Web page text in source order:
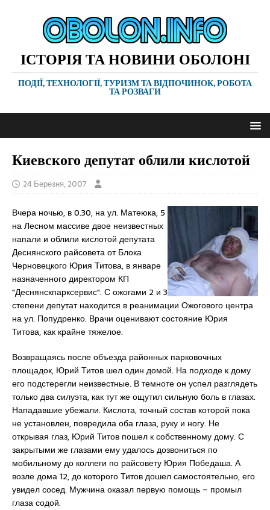
ІСТОРІЯ ТА НОВИНИ ОБОЛОНІ
ПОДІЇ, ТЕХНОЛОГІЇ, ТУРИЗМ ТА ВІДПОЧИНОК, РОБОТА
ТА РОЗВАГИ
Киевского депутат облили кислотой
24 Березня, 2007
Вчера ночью, в 0.30, на ул. Матеюка, 5
на Лесном массиве двое неизвестных
напали и облили кислотой депутата
Деснянского райсовета от Блока
Черновецкого Юрия Титова, в январе
назначенного директором КП
"Деснянскпарксервис". С ожогами 2 и 3
степени депутат находится в реанимации Ожогового центра
на ул. Попудренко. Врачи оценивают состояние Юрия
Титова, как крайне тяжелое.
Возвращаясь после объезда районных парковочных
площадок, Юрий Титов шел один домой. На подходе к дому
его подстерегли неизвестные. В темноте он успел разглядеть
только два силуэта, как тут же ощутил сильную боль в глазах.
Нападавшие убежали. Кислота, точный состав которой пока
не установлен, повредила оба глаза, руку и ногу. Не
открывая глаз, Юрий Титов пошел к собственному дому. С
закрытыми же глазами ему удалось дозвониться по
мобильному до коллеги по райсовету Юрия Победаша. А
возле дома 12, до которого Титов дошел самостоятельно, его
увидел сосед. Мужчина оказал первую помощь – промыл
глаза содой.